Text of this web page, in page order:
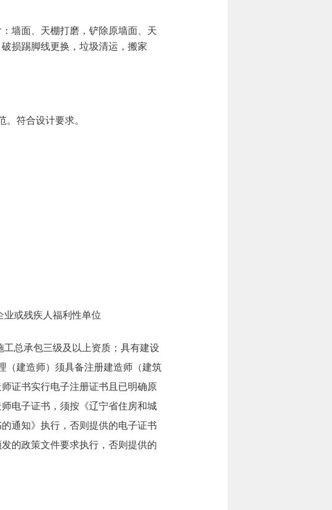
墙面、天棚打磨，铲除原墙面、天
损踢脚线更换，垃圾清运，搬家
符合设计要求。
或残疾人福利性单位
总承包三级及以上资质；具有建设
（建造师）须具备注册建造师（建筑
证书实行电子注册证书且已明确原
电子证书，须按《辽宁省住房和城
通知》执行，否则提供的电子证书
的政策文件要求执行，否则提供的